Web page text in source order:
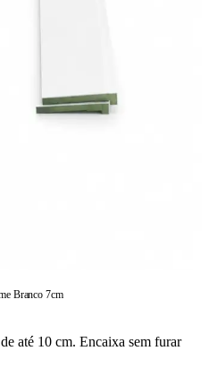
Branco 7cm
até 10 cm. Encaixa sem furar